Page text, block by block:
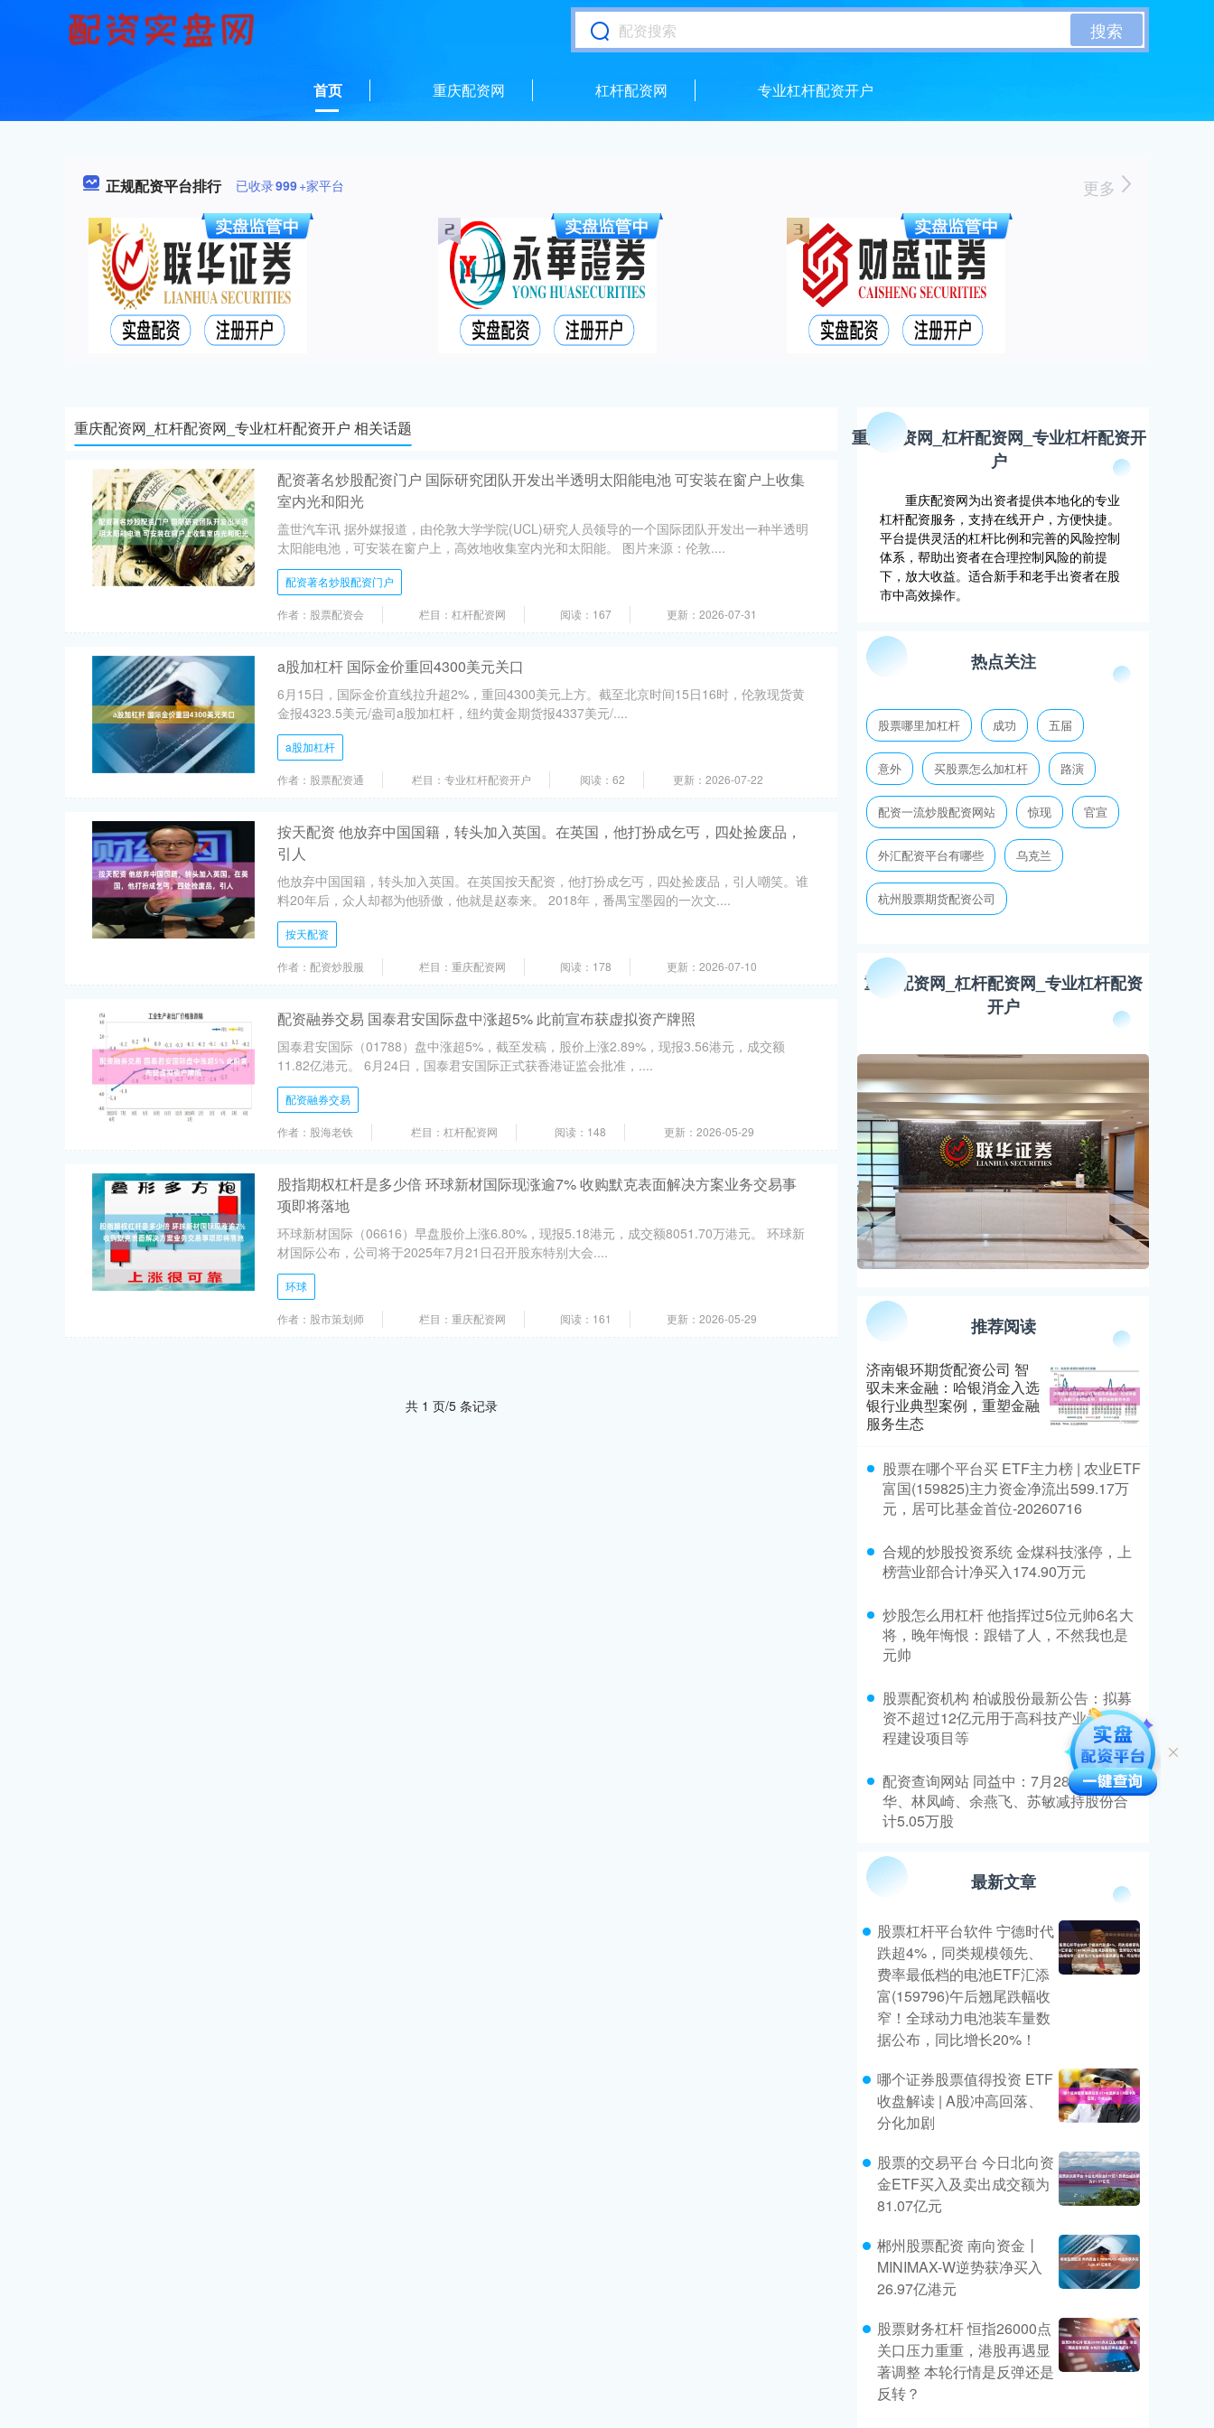
搜索
首页 重庆配资网 杠杆配资网 专业杠杆配资开户
正规配资平台排行 已收录999+家平台 更多
重庆配资网_杠杆配资网_专业杠杆配资开户 相关话题
配资著名炒股配资门户 国际研究团队开发出半透明太阳能电池 可安装在窗户上收集
室内光和阳光
盖世汽车讯 据外媒报道，由伦敦大学学院(UCL)研究人员领导的一个国际团队开发出一种半透明
太阳能电池，可安装在窗户上，高效地收集室内光和太阳能。 图片来源：伦敦....
配资著名炒股配资门户
作者：股票配资会 栏目：杠杆配资网 阅读：167 更新：2026-07-31
a股加杠杆 国际金价重回4300美元关口
6月15日，国际金价直线拉升超2%，重回4300美元上方。截至北京时间15日16时，伦敦现货黄
金报4323.5美元/盎司a股加杠杆，纽约黄金期货报4337美元/....
a股加杠杆
作者：股票配资通 栏目：专业杠杆配资开户 阅读：62 更新：2026-07-22
按天配资 他放弃中国国籍，转头加入英国。在英国，他打扮成乞丐，四处捡废品，
引人
他放弃中国国籍，转头加入英国。在英国按天配资，他打扮成乞丐，四处捡废品，引人嘲笑。谁
料20年后，众人却都为他骄傲，他就是赵泰来。 2018年，番禺宝墨园的一次文....
按天配资
作者：配资炒股服 栏目：重庆配资网 阅读：178 更新：2026-07-10
配资融券交易 国泰君安国际盘中涨超5% 此前宣布获虚拟资产牌照
国泰君安国际（01788）盘中涨超5%，截至发稿，股价上涨2.89%，现报3.56港元，成交额
11.82亿港元。 6月24日，国泰君安国际正式获香港证监会批准，....
配资融券交易
作者：股海老铁 栏目：杠杆配资网 阅读：148 更新：2026-05-29
股指期权杠杆是多少倍 环球新材国际现涨逾7% 收购默克表面解决方案业务交易事
项即将落地
环球新材国际（06616）早盘股价上涨6.80%，现报5.18港元，成交额8051.70万港元。 环球新
材国际公布，公司将于2025年7月21日召开股东特别大会....
环球
作者：股市策划师 栏目：重庆配资网 阅读：161 更新：2026-05-29
共 1 页/5 条记录
重庆配资网_杠杆配资网_专业杠杆配资开
户
重庆配资网为出资者提供本地化的专业
杠杆配资服务，支持在线开户，方便快捷。
平台提供灵活的杠杆比例和完善的风险控制
体系，帮助出资者在合理控制风险的前提
下，放大收益。适合新手和老手出资者在股
市中高效操作。
热点关注
股票哪里加杠杆 成功 五届
意外 买股票怎么加杠杆 路演
配资一流炒股配资网站 惊现 官宣
外汇配资平台有哪些 乌克兰
杭州股票期货配资公司
重庆配资网_杠杆配资网_专业杠杆配资
开户
推荐阅读
济南银环期货配资公司 智
驭未来金融：哈银消金入选
银行业典型案例，重塑金融
服务生态
​股票在哪个平台买 ETF主力榜 | 农业ETF
富国(159825)主力资金净流出599.17万
元，居可比基金首位-20260716
​合规的炒股投资系统 金煤科技涨停，上
榜营业部合计净买入174.90万元
​炒股怎么用杠杆 他指挥过5位元帅6名大
将，晚年悔恨：跟错了人，不然我也是
元帅
​股票配资机构 柏诚股份最新公告：拟募
资不超过12亿元用于高科技产业专项工
程建设项目等
​配资查询网站 同益中：7月28日高管刘清
华、林凤崎、余燕飞、苏敏减持股份合
计5.05万股
最新文章
股票杠杆平台软件 宁德时代
跌超4%，同类规模领先、
费率最低档的电池ETF汇添
富(159796)午后翘尾跌幅收
窄！全球动力电池装车量数
据公布，同比增长20%！
哪个证券股票值得投资 ETF
收盘解读 | A股冲高回落、
分化加剧
股票的交易平台 今日北向资
金ETF买入及卖出成交额为
81.07亿元
郴州股票配资 南向资金丨
MINIMAX-W逆势获净买入
26.97亿港元
股票财务杠杆 恒指26000点
关口压力重重，港股再遇显
著调整 本轮行情是反弹还是
反转？